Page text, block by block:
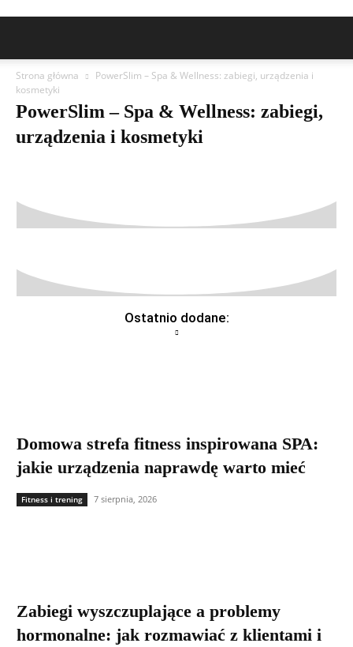
Strona główna
PowerSlim – Spa & Wellness: zabiegi, urządzenia i
kosmetyki
PowerSlim – Spa & Wellness: zabiegi,
urządzenia i kosmetyki
Ostatnio dodane:
Domowa strefa fitness inspirowana SPA:
jakie urządzenia naprawdę warto mieć
Fitness i trening 7 sierpnia, 2026
Zabiegi wyszczuplające a problemy
hormonalne: jak rozmawiać z klientami i